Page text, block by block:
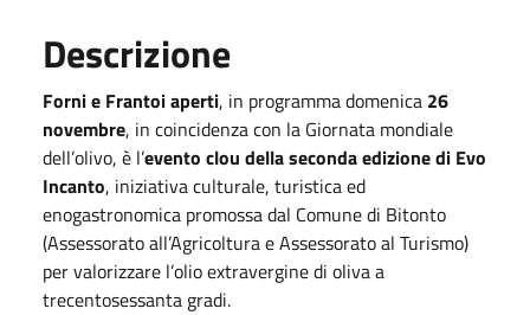
Descrizione
Forni e Frantoi aperti, in programma domenica 26
novembre, in coincidenza con la Giornata mondiale
dell’olivo, è l’evento clou della seconda edizione di Evo
Incanto, iniziativa culturale, turistica ed
enogastronomica promossa dal Comune di Bitonto
(Assessorato all’Agricoltura e Assessorato al Turismo)
per valorizzare l’olio extravergine di oliva a
trecentosessanta gradi.